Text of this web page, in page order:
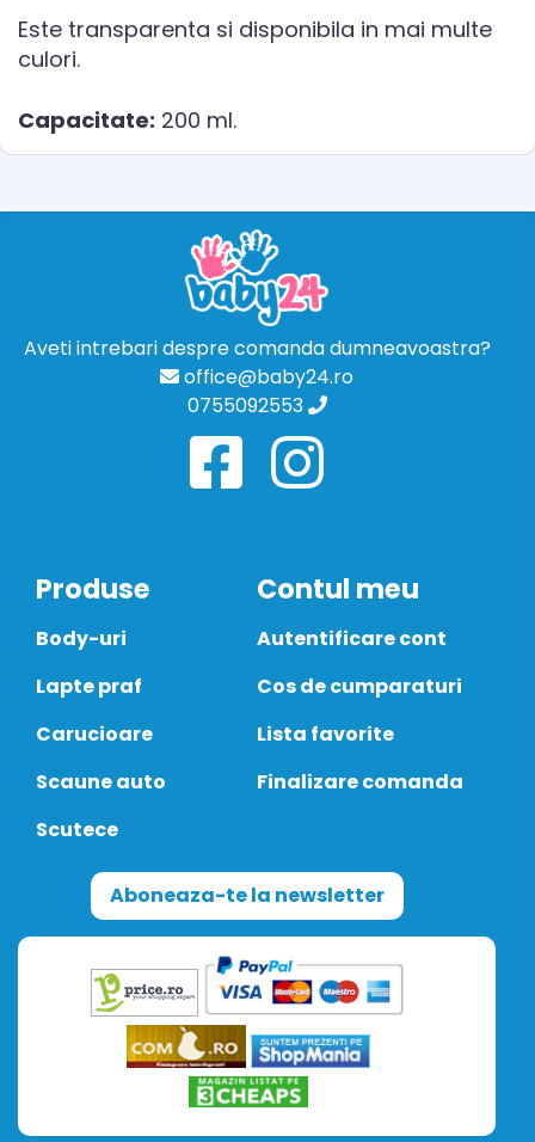
Este transparenta si disponibila in mai multe
culori.
Capacitate: 200 ml.
Aveti intrebari despre comanda dumneavoastra?
office@baby24.ro
0755092553
Produse
Body-uri
Lapte praf
Carucioare
Scaune auto
Scutece
Contul meu
Autentificare cont
Cos de cumparaturi
Lista favorite
Finalizare comanda
Aboneaza-te la newsletter